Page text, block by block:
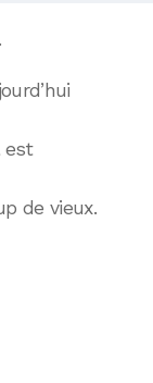
est
de vieux.